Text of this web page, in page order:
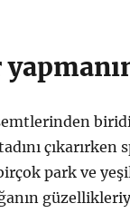
çıkarırken
park ve